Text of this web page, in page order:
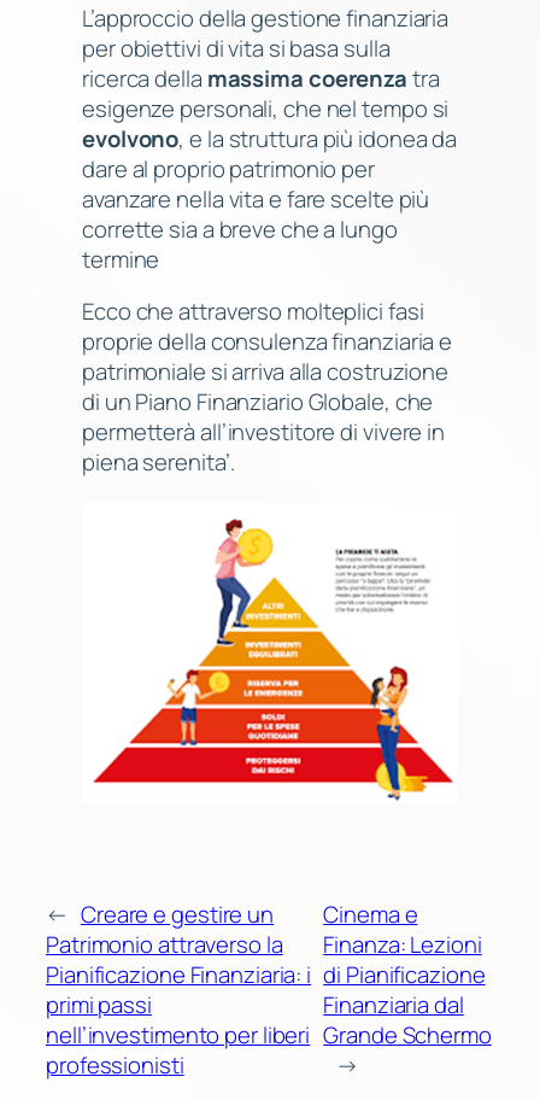
L’approccio della gestione finanziaria
per obiettivi di vita si basa sulla
ricerca della massima coerenzatra
esigenze personali, che nel tempo si
evolvono, e la struttura più idonea da
dare al proprio patrimonio per
avanzare nella vita e fare scelte più
corrette sia a breve che a lungo
termine
Ecco che attraverso molteplici fasi
proprie della consulenza finanziaria e
patrimoniale si arriva alla costruzione
di un Piano Finanziario Globale, che
permetterà all’investitore di vivere in
piena serenita’.
← Creare e gestire un
Patrimonio attraverso la
Pianificazione Finanziaria: i
primi passi
nell’investimento per liberi
professionisti
Cinema e
Finanza: Lezioni
di Pianificazione
Finanziaria dal
Grande Schermo
→